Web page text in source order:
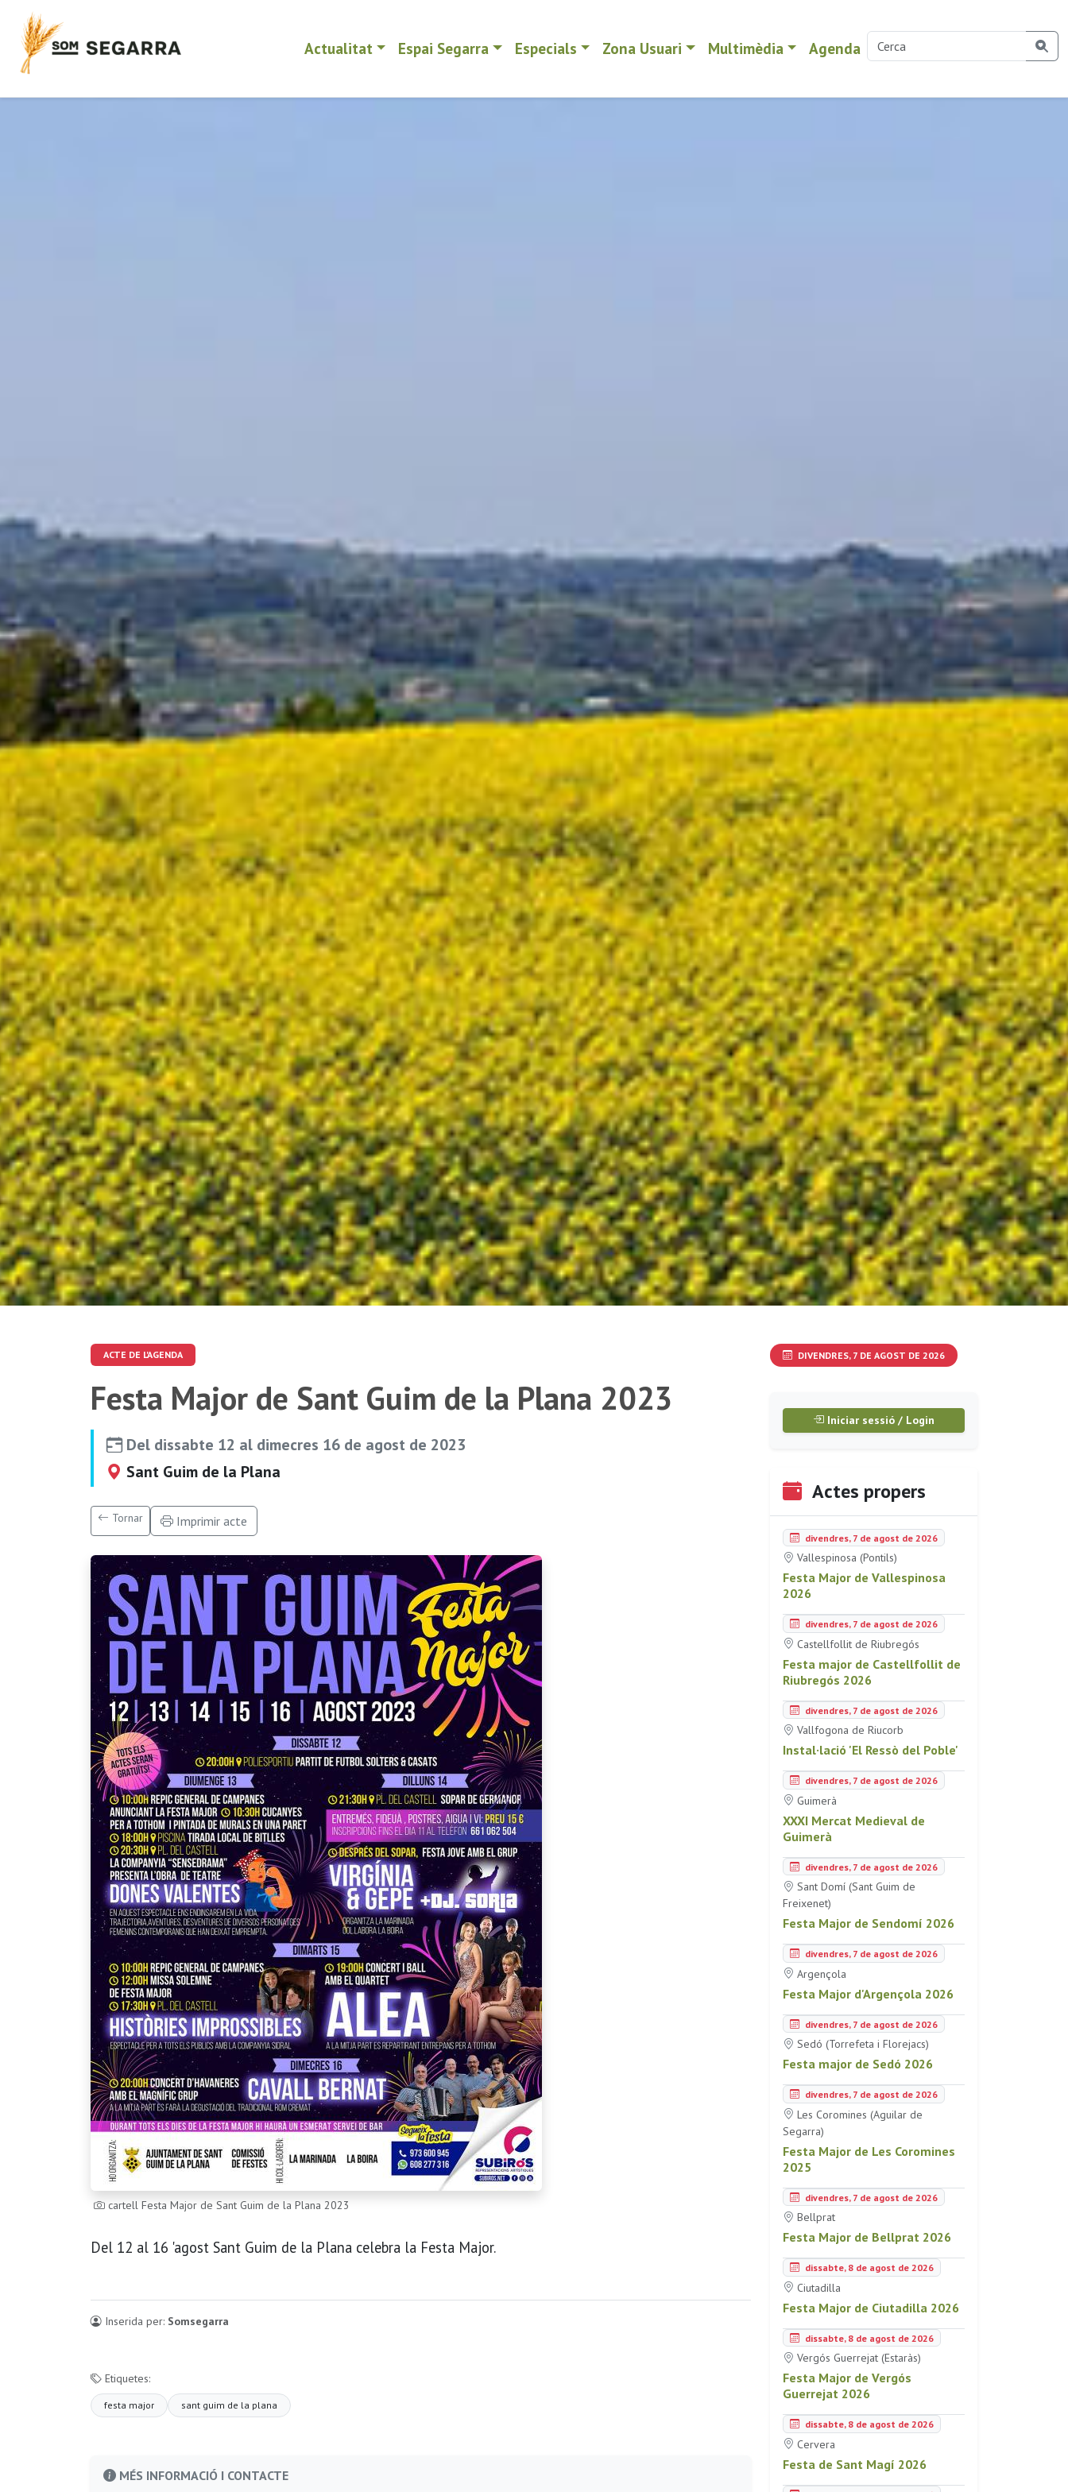
Actualitat Espai Segarra Especials Zona Usuari Multimèdia Agenda
ACTE DE L'AGENDA
Festa Major de Sant Guim de la Plana 2023
Del dissabte 12 al dimecres 16 de agost de 2023
Sant Guim de la Plana
Tornar Imprimir acte
cartell Festa Major de Sant Guim de la Plana 2023
Del 12 al 16 'agost Sant Guim de la Plana celebra la Festa Major.
Inserida per: Somsegarra
Etiquetes:
festa major sant guim de la plana
MÉS INFORMACIÓ I CONTACTE
DIVENDRES, 7 DE AGOST DE 2026
Iniciar sessió / Login
Actes propers
divendres, 7 de agost de 2026
Vallespinosa (Pontils)
Festa Major de Vallespinosa
2026
divendres, 7 de agost de 2026
Castellfollit de Riubregós
Festa major de Castellfollit de
Riubregós 2026
divendres, 7 de agost de 2026
Vallfogona de Riucorb
Instal·lació 'El Ressò del Poble'
divendres, 7 de agost de 2026
Guimerà
XXXI Mercat Medieval de
Guimerà
divendres, 7 de agost de 2026
Sant Domí (Sant Guim de
Freixenet)
Festa Major de Sendomí 2026
divendres, 7 de agost de 2026
Argençola
Festa Major d'Argençola 2026
divendres, 7 de agost de 2026
Sedó (Torrefeta i Florejacs)
Festa major de Sedó 2026
divendres, 7 de agost de 2026
Les Coromines (Aguilar de
Segarra)
Festa Major de Les Coromines
2025
divendres, 7 de agost de 2026
Bellprat
Festa Major de Bellprat 2026
dissabte, 8 de agost de 2026
Ciutadilla
Festa Major de Ciutadilla 2026
dissabte, 8 de agost de 2026
Vergós Guerrejat (Estaràs)
Festa Major de Vergós
Guerrejat 2026
dissabte, 8 de agost de 2026
Cervera
Festa de Sant Magí 2026